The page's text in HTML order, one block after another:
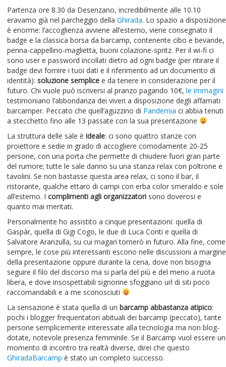
Partenza ore 8.30 da Desenzano, incredibilmente alle 10.10
eravamo già nel parcheggio della Ghirada. Lo spazio a disposizione
è enorme: l’accoglienza avviene all’esterno, viene consegnato il
badge e la classica borsa da barcamp, contenente cibo e bevande,
penna-cappellino-maglietta, buoni colazione-spritz. Per il wi-fi ci
sono user e password incollati dietro ad ogni badge (per ritirare il
badge devi fornire i tuoi dati e il riferimento ad un documento di
identità): soluzione semplice e da tenere in considerazione per il
futuro. Chi vuole può iscriversi al pranzo pagando 10€, le immagini
testimoniano l’abbondanza dei viveri a disposizione degli affamati
barcamper. Peccato che quell’aguzzino di Pandemia ci abbia tenuti
a stecchetto fino alle 13 passate con la sua presentazione
La struttura delle sale è ideale: ci sono quattro stanze con
proiettore e sedie in grado di accogliere comodamente 20-25
persone, con una porta che permette di chiudere fuori gran parte
del rumore; tutte le sale danno su una stanza relax con poltrone e
tavolini. Se non bastasse questa area relax, ci sono il bar, il
ristorante, qualche ettaro di campi con erba color smeraldo e sole
all’esterno. I complimenti agli organizzatori sono doverosi e
quanto mai meritati.
Personalmente ho assistito a cinque presentazioni: quella di
Gaspàr, quella di Gigi Cogo, le due di Luca Conti e quella di
Salvatore Aranzulla, su cui magari tornerò in futuro. Alla fine, come
sempre, le cose più interessanti escono nelle discussioni a margine
della presentazione oppure durante la cena, dove non bisogna
seguire il filo del discorso ma si parla del più e del meno a ruota
libera, e dove insospettabili signorine sfoggiano url di siti poco
raccomandabili e a me sconosciuti
La sensazione è stata quella di un barcamp abbastanza atipico:
pochi i blogger frequentatori abituali dei barcamp (peccato), tante
persone semplicemente interessate alla tecnologia ma non blog-
dotate, notevole presenza femminile. Se il Barcamp vuol essere un
momento di incontro tra realtà diverse, direi che questo
GhiradaBarcamp è stato un completo successo.